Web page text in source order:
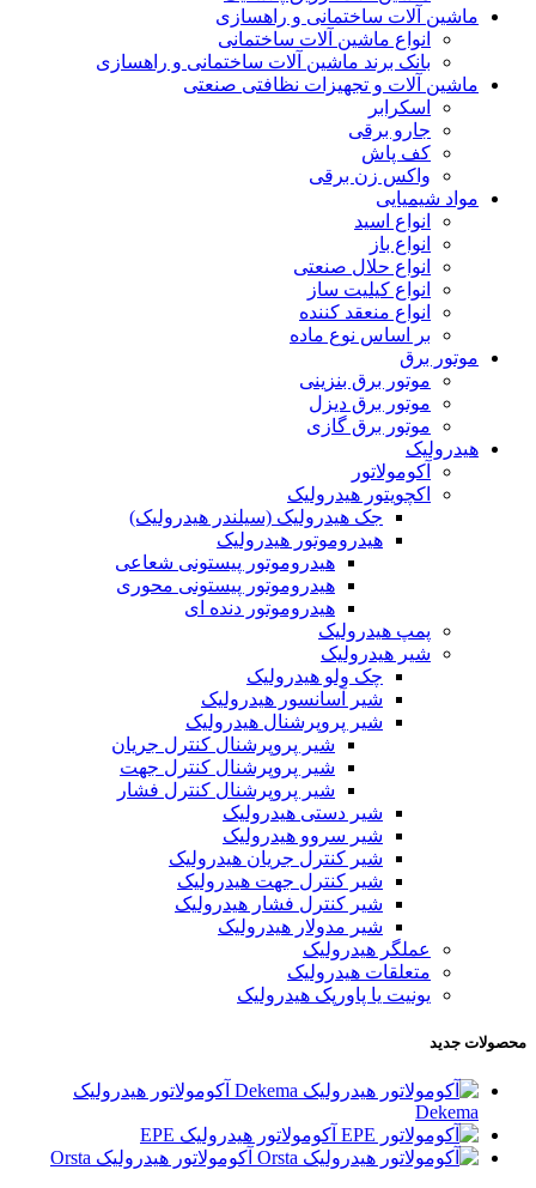
ماشین آلات ساختمانی و راهسازی
انواع ماشین آلات ساختمانی
بانک برند ماشین آلات ساختمانی و راهسازی
ماشین آلات و تجهیزات نظافتی صنعتی
اسکرابر
جارو برقی
کف پاش
واکس زن برقی
مواد شیمیایی
انواع اسید
انواع باز
انواع حلال صنعتی
انواع کیلیت ساز
انواع منعقد کننده
بر اساس نوع ماده
موتور برق
موتور برق بنزینی
موتور برق دیزل
موتور برق گازی
هیدرولیک
آکومولاتور
اکچویتور هیدرولیک
جک هیدرولیک (سیلندر هیدرولیک)
هیدروموتور هیدرولیک
هیدروموتور پیستونی شعاعی
هیدروموتور پیستونی محوری
هیدروموتور دنده ای
پمپ هیدرولیک
شیر هیدرولیک
چک ولو هیدرولیک
شیر آسانسور هیدرولیک
شیر پروپرشنال هیدرولیک
شیر پروپرشنال کنترل جریان
شیر پروپرشنال کنترل جهت
شیر پروپرشنال کنترل فشار
شیر دستی هیدرولیک
شیر سروو هیدرولیک
شیر کنترل جریان هیدرولیک
شیر کنترل جهت هیدرولیک
شیر کنترل فشار هیدرولیک
شیر مدولار هیدرولیک
عملگر هیدرولیک
متعلقات هیدرولیک
یونیت یا پاورپک هیدرولیک
محصولات جدید
آکومولاتور هیدرولیک
Dekema
آکومولاتور هیدرولیک EPE
آکومولاتور هیدرولیک Orsta